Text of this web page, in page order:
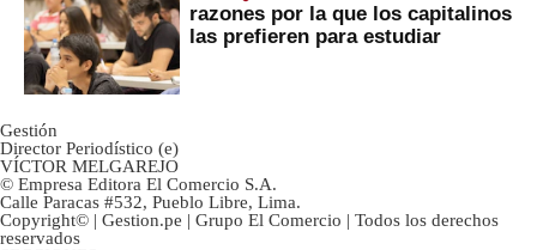
razones por la que los capitalinos
las prefieren para estudiar
Gestión
Director Periodístico (e)
VÍCTOR MELGAREJO
© Empresa Editora El Comercio S.A.
Calle Paracas #532, Pueblo Libre, Lima.
Copyright© | Gestion.pe | Grupo El Comercio | Todos los derechos
reservados